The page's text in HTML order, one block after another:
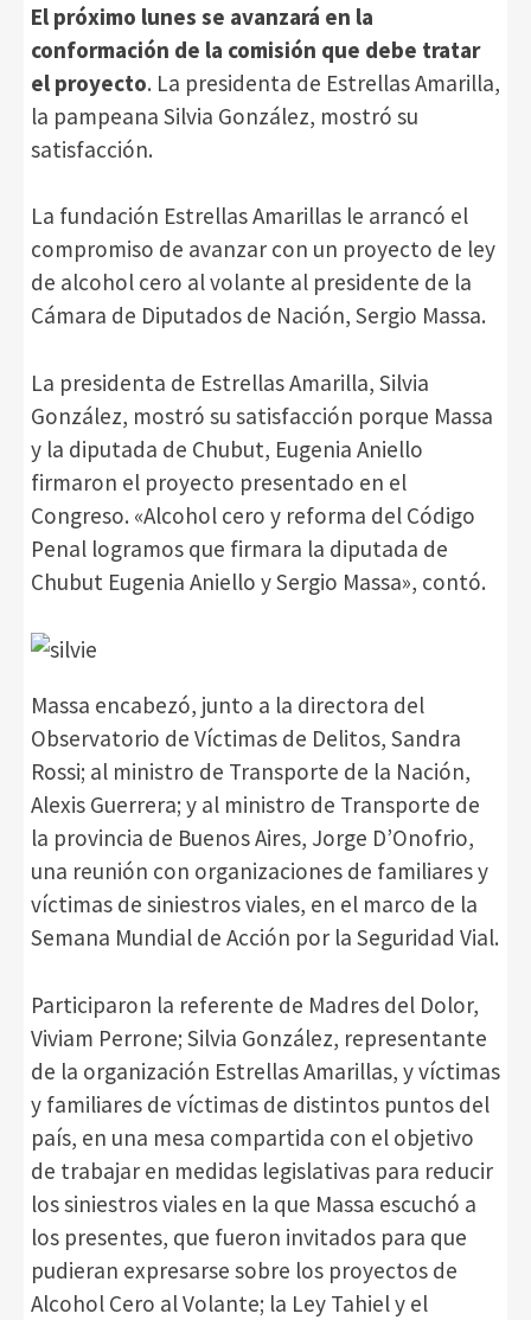
El próximo lunes se avanzará en la
conformación de la comisión que debe tratar
el proyecto. La presidenta de Estrellas Amarilla,
la pampeana Silvia González, mostró su
satisfacción.
La fundación Estrellas Amarillas le arrancó el
compromiso de avanzar con un proyecto de ley
de alcohol cero al volante al presidente de la
Cámara de Diputados de Nación, Sergio Massa.
La presidenta de Estrellas Amarilla, Silvia
González, mostró su satisfacción porque Massa
y la diputada de Chubut, Eugenia Aniello
firmaron el proyecto presentado en el
Congreso. «Alcohol cero y reforma del Código
Penal logramos que firmara la diputada de
Chubut Eugenia Aniello y Sergio Massa», contó.
Massa encabezó, junto a la directora del
Observatorio de Víctimas de Delitos, Sandra
Rossi; al ministro de Transporte de la Nación,
Alexis Guerrera; y al ministro de Transporte de
la provincia de Buenos Aires, Jorge D’Onofrio,
una reunión con organizaciones de familiares y
víctimas de siniestros viales, en el marco de la
Semana Mundial de Acción por la Seguridad Vial.
Participaron la referente de Madres del Dolor,
Viviam Perrone; Silvia González, representante
de la organización Estrellas Amarillas, y víctimas
y familiares de víctimas de distintos puntos del
país, en una mesa compartida con el objetivo
de trabajar en medidas legislativas para reducir
los siniestros viales en la que Massa escuchó a
los presentes, que fueron invitados para que
pudieran expresarse sobre los proyectos de
Alcohol Cero al Volante; la Ley Tahiel y el